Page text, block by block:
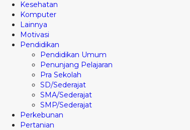
Kesehatan
Komputer
Lainnya
Motivasi
Pendidikan
Pendidikan Umum
Penunjang Pelajaran
Pra Sekolah
SD/Sederajat
SMA/Sederajat
SMP/Sederajat
Perkebunan
Pertanian